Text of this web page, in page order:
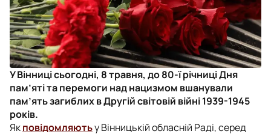
У Вінниці сьогодні, 8 травня, до 80-ї річниці Дня
пам’яті та перемоги над нацизмом вшанували
пам’ять загиблих в Другій світовій війні 1939-1945
років.
Якповідомляютьу Вінницькій обласній Раді, серед